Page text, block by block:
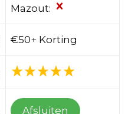
Mazout:
€50+ Korting
Afsluiten